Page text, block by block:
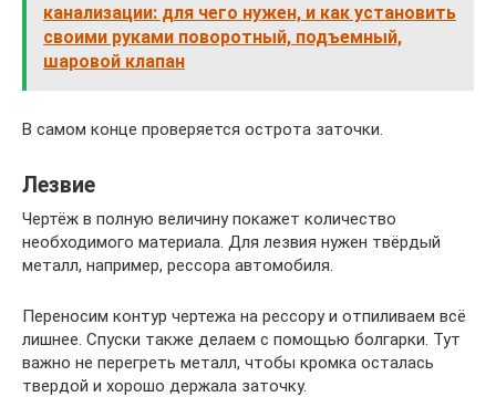
канализации: для чего нужен, и как установить
своими руками поворотный, подъемный,
шаровой клапан
В самом конце проверяется острота заточки.
Лезвие
Чертёж в полную величину покажет количество
необходимого материала. Для лезвия нужен твёрдый
металл, например, рессора автомобиля.
Переносим контур чертежа на рессору и отпиливаем всё
лишнее. Спуски также делаем с помощью болгарки. Тут
важно не перегреть металл, чтобы кромка осталась
твердой и хорошо держала заточку.